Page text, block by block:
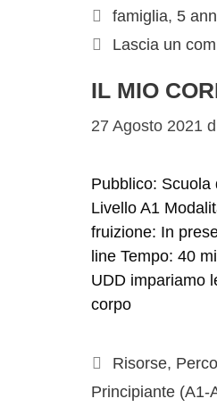
famiglia, 5
Lascia un
IL MIO
27 Agosto 2021
Pubblico: Scuola
Livello A1
fruizione: In
line Tempo: 40
UDD impariamo
corpo
Risorse,
Principiante (A1-